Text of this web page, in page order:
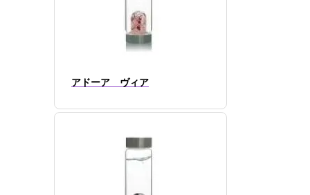
アドーア ヴィア